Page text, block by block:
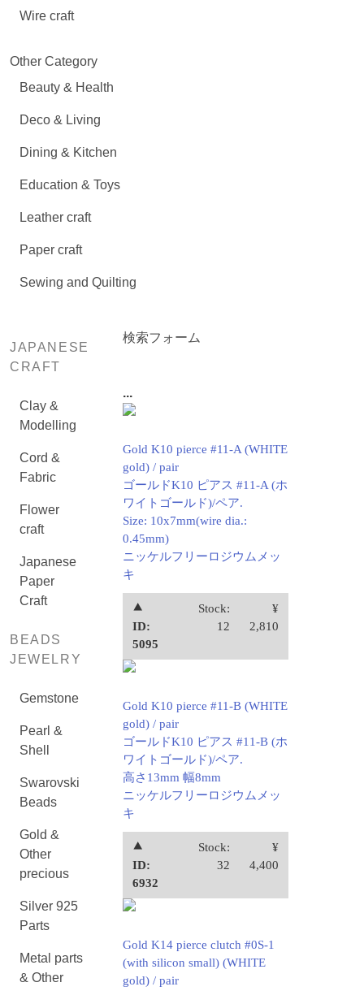
Wire craft
Other Category
Beauty & Health
Deco & Living
Dining & Kitchen
Education & Toys
Leather craft
Paper craft
Sewing and Quilting
JAPANESE
CRAFT
Clay &
Modelling
Cord &
Fabric
Flower
craft
Japanese
Paper
Craft
BEADS
JEWELRY
Gemstone
Pearl &
Shell
Swarovski
Beads
Gold &
Other
precious
Silver 925
Parts
Metal parts
& Other
検索フォーム
...
Gold K10 pierce #11-A (WHITE
gold) / pair
ゴールドK10 ピアス #11-A (ホ
ワイトゴールド)/ペア.
Size: 10x7mm(wire dia.:
0.45mm)
ニッケルフリーロジウムメッ
キ
⯅
ID:
5095
Stock:
12
¥
2,810
Gold K10 pierce #11-B (WHITE
gold) / pair
ゴールドK10 ピアス #11-B (ホ
ワイトゴールド)/ペア.
高さ13mm 幅8mm
ニッケルフリーロジウムメッ
キ
⯅
ID:
6932
Stock:
32
¥
4,400
Gold K14 pierce clutch #0S-1
(with silicon small) (WHITE
gold) / pair